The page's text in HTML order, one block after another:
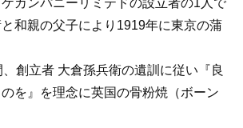
和親の父子により1919年に東京の蒲
創立者 大倉孫兵衛の遺訓に従い『良
を』を理念に英国の骨粉焼（ボーン